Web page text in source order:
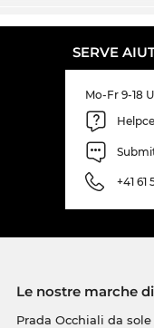
SERVE
Mo-Fr 9-18
+41 61
Le nostre marche
Prada Occhiali da sole